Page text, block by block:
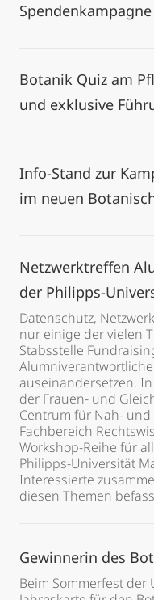
Botanik Quiz am
und exklusive
Info-Stand zur
im neuen
Netzwerktreffen
der Philipps-
Datenschutz,
nur einige der vielen
Stabsstelle
auseinandersetzen.
der Frauen- und
Centrum für Nah-
Fachbereich
Workshop-Reihe für
Philipps-Universität
Interessierte
diesen Themen
Gewinnerin des
Beim Sommerfest